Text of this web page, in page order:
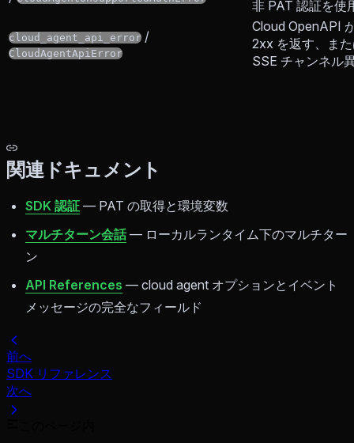
非 PAT 認証を使
cloud_agent_api_error /
CloudAgentApiError
Cloud OpenAPI
2xx を返す、ま
SSE チャンネル
関連ドキュメント
SDK 認証 — PAT の取得と環境変数
マルチターン会話— ローカルランタイム下のマルチター
ン
API References — cloud agent オプションとイベント
メッセージの完全なフィールド
前へ
SDK リファレンス
次へ